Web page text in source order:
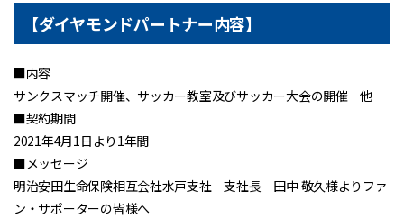
【ダイヤモンドパートナー内容】
■内容
サンクスマッチ開催、サッカー教室及びサッカー大会の開催 他
■契約期間
2021年4月1日より1年間
■メッセージ
明治安田生命保険相互会社水戸支社 支社長 田中 敬久様よりファ
ン・サポーターの皆様へ